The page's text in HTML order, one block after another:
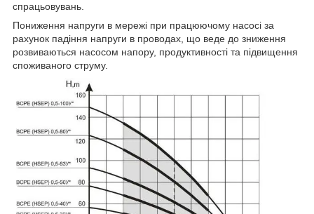
спрацьовувань.
Пониження напруги в мережі при працюючому насосі за
рахунок падіння напруги в проводах, що веде до зниження
розвиваються насосом напору, продуктивності та підвищення
споживаного струму.